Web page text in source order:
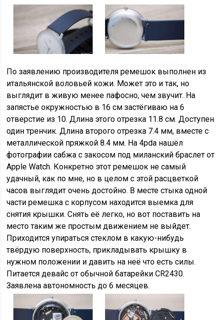
По заявлению производителя ремешок выполнен из
итальянской воловьей кожи. Может это и так, но
выглядит в живую менее пафосно, чем звучит. На
запястье окружностью в 16 см застёгиваю на 6
отверстие из 10. Длина этого отрезка 11.8 см. Доступен
один тренчик. Длина второго отрезка 7.4 мм, вместе с
металлической пряжкой 8.4 мм. На 4pda нашёл
фотографии сабжа с закосом под миланский браслет от
Apple Watch. Конкретно этот ремешок не самый
удачный, как по мне, но в целом с этой расцветкой
часов выглядит очень достойно. В месте стыка одной
части ремешка с корпусом находится выемка для
снятия крышки. Снять её легко, но вот поставить на
место таким же простым движением не выйдет.
Приходится упираться стеклом в какую-нибудь
твёрдую поверхность, прикладывать крышку в
нужном положении и давить на неё что есть силы.
Питается девайс от обычной батарейки CR2430.
Заявлена автономность до 6 месяцев.